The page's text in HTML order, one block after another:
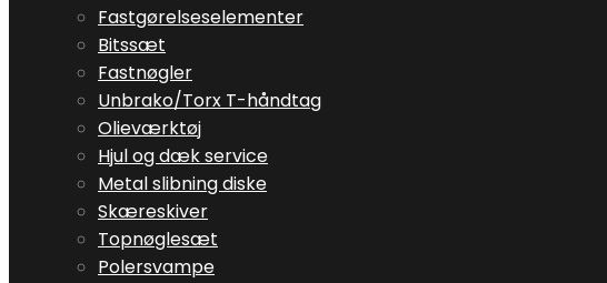
Fastgørelseselementer
Bitssæt
Fastnøgler
Unbrako/Torx T-håndtag
Olieværktøj
Hjul og dæk service
Metal slibning diske
Skæreskiver
Topnøglesæt
Polersvampe